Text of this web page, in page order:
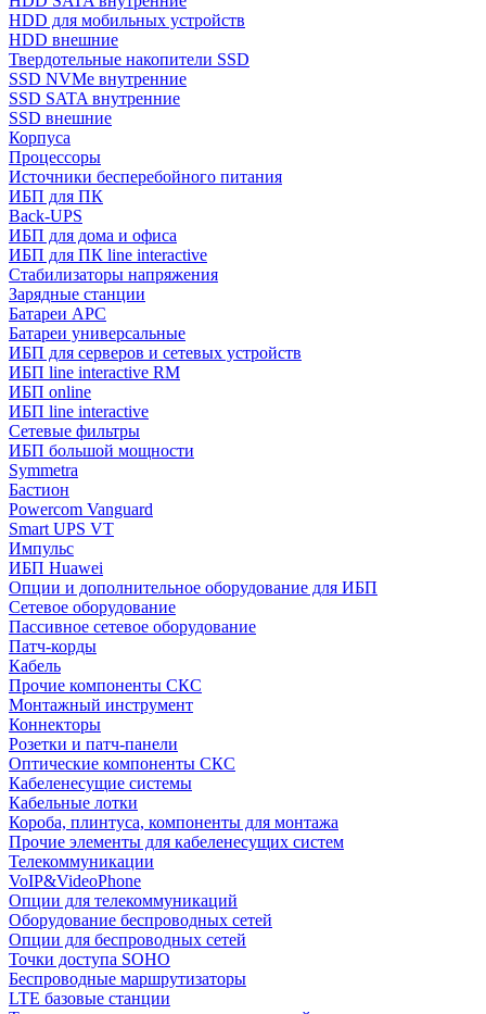
HDD для мобильных устройств
HDD внешние
Твердотельные накопители SSD
SSD NVMe внутренние
SSD SATA внутренние
SSD внешние
Корпуса
Процессоры
Источники бесперебойного питания
ИБП для ПК
Back-UPS
ИБП для дома и офиса
ИБП для ПК linе interactive
Стабилизаторы напряжения
Зарядные станции
Батареи APC
Батареи универсальные
ИБП для серверов и сетевых устройств
ИБП line interactive RM
ИБП online
ИБП linе interactive
Сетевые фильтры
ИБП большой мощности
Symmetra
Бастион
Powercom Vanguard
Smart UPS VT
Импульс
ИБП Huawei
Опции и дополнительное оборудование для ИБП
Сетевое оборудование
Пассивное сетевое оборудование
Патч-корды
Кабель
Прочие компоненты СКС
Монтажный инструмент
Коннекторы
Розетки и патч-панели
Оптические компоненты СКС
Кабеленесущие системы
Кабельные лотки
Короба, плинтуса, компоненты для монтажа
Прочие элементы для кабеленесущих систем
Телекоммуникации
VoIP&VideoPhone
Опции для телекоммуникаций
Оборудование беспроводных сетей
Опции для беспроводных сетей
Точки доступа SOHO
Беспроводные маршрутизаторы
LTE базовые станции